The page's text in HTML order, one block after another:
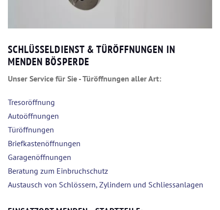
SCHLÜSSELDIENST & TÜRÖFFNUNGEN IN
MENDEN BÖSPERDE
Unser Service für Sie - Türöffnungen aller Art:
Tresoröffnung
Autoöffnungen
Türöffnungen
Briefkastenöffnungen
Garagenöffnungen
Beratung zum Einbruchschutz
Austausch von Schlössern, Zylindern und Schliessanlagen